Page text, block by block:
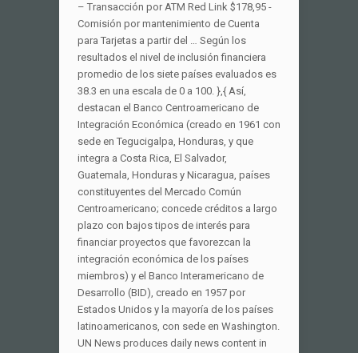
– Transacción por ATM Red Link $178,95 -
Comisión por mantenimiento de Cuenta
para Tarjetas a partir del … Según los
resultados el nivel de inclusión financiera
promedio de los siete países evaluados es
38.3 en una escala de 0 a 100. },{ Así,
destacan el Banco Centroamericano de
Integración Económica (creado en 1961 con
sede en Tegucigalpa, Honduras, y que
integra a Costa Rica, El Salvador,
Guatemala, Honduras y Nicaragua, países
constituyentes del Mercado Común
Centroamericano; concede créditos a largo
plazo con bajos tipos de interés para
financiar proyectos que favorezcan la
integración económica de los países
miembros) y el Banco Interamericano de
Desarrollo (BID), creado en 1957 por
Estados Unidos y la mayoría de los países
latinoamericanos, con sede en Washington.
UN News produces daily news content in